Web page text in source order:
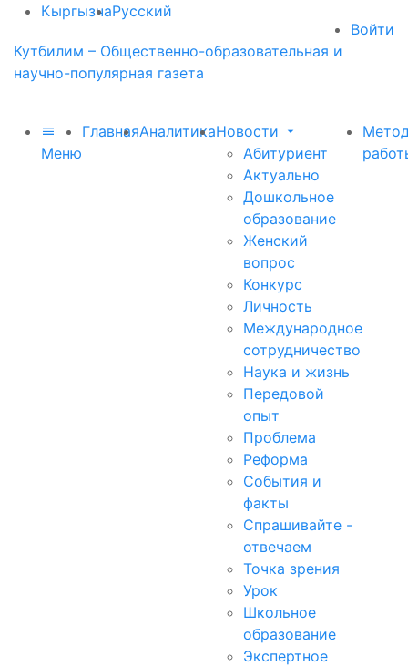
КыргызчаРусский
Войти
Кутбилим – Общественно-образовательная и
научно-популярная газета
Меню
ГлавнаяАналитикаНовости
Абитуриент
Актуально
Дошкольное
образование
Женский
вопрос
Конкурс
Личность
Международное
сотрудничество
Наука и жизнь
Передовой
опыт
Проблема
Реформа
События и
факты
Спрашивайте -
отвечаем
Точка зрения
Урок
Школьное
образование
Экспертное